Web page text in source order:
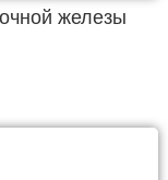
железы